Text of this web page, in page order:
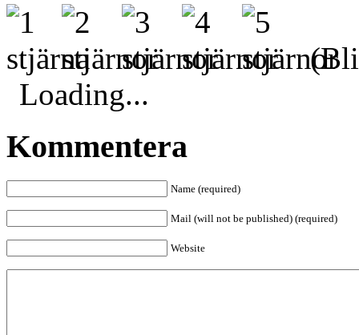
(Bli
Loading...
Kommentera
Name (required)
Mail (will not be published) (required)
Website